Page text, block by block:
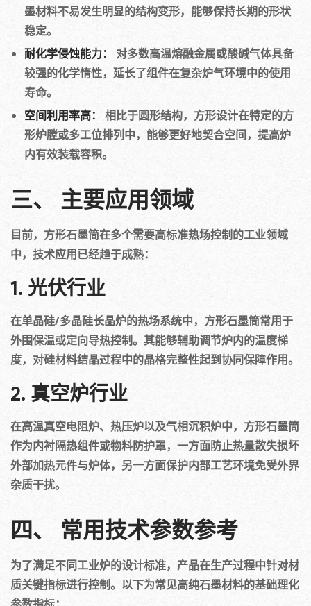
墨材料不易发生明显的结构变形，能够保持长期的形状
稳定。
耐化学侵蚀能力：
对多数高温熔融金属或酸碱气体具备
较强的化学惰性，延长了组件在复杂炉气环境中的使用
寿命。
空间利用率高：
相比于圆形结构，方形设计在特定的方
形炉膛或多工位排列中，能够更好地契合空间，提高炉
内有效装载容积。
三、 主要应用领域
目前，方形石墨筒在多个需要高标准热场控制的工业领域
中，技术应用已经趋于成熟：
1. 光伏行业
在单晶硅/多晶硅长晶炉的热场系统中，方形石墨筒常用于
外围保温或定向导热控制。其能够辅助调节炉内的温度梯
度，对硅材料结晶过程中的晶格完整性起到协同保障作用。
2. 真空炉行业
在高温真空电阻炉、热压炉以及气相沉积炉中，方形石墨筒
作为内衬隔热组件或物料防护罩，一方面防止热量散失损坏
外部加热元件与炉体，另一方面保护内部工艺环境免受外界
杂质干扰。
四、 常用技术参数参考
为了满足不同工业炉的设计标准，产品在生产过程中针对材
质关键指标进行控制。以下为常见高纯石墨材料的基础理化